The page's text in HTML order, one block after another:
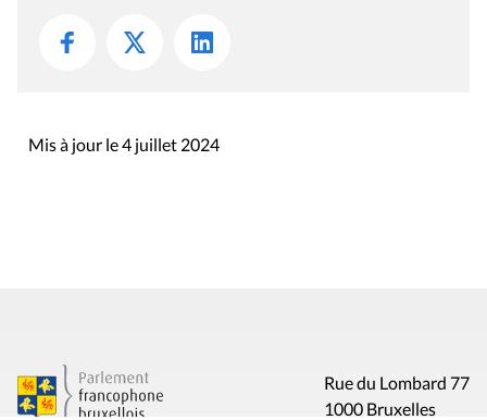
Mis à jour le 4 juillet 2024
Rue du Lombard 77
1000 Bruxelles